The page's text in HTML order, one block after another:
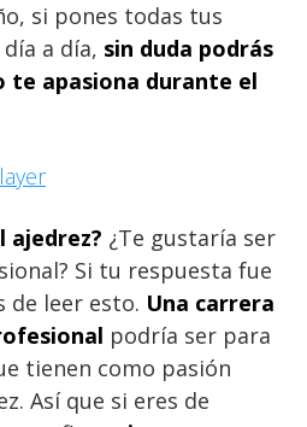
si pones todas tus
a día, sin duda podrás
te apasiona durante el
ajedrez? ¿Te gustaría ser
Si tu respuesta fue
de leer esto. Una carrera
podría ser para
tienen como pasión
Así que si eres de